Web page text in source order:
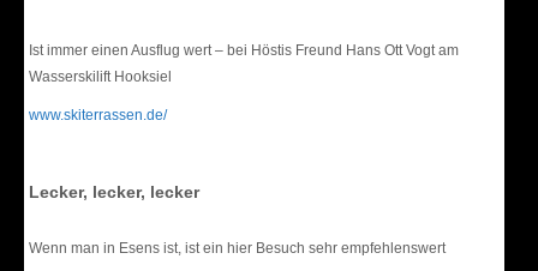
Ist immer einen Ausflug wert – bei Höstis Freund Hans Ott Vogt am
Wasserskilift Hooksiel
www.skiterrassen.de/
Lecker, lecker, lecker
Wenn man in Esens ist, ist ein hier Besuch sehr empfehlenswert